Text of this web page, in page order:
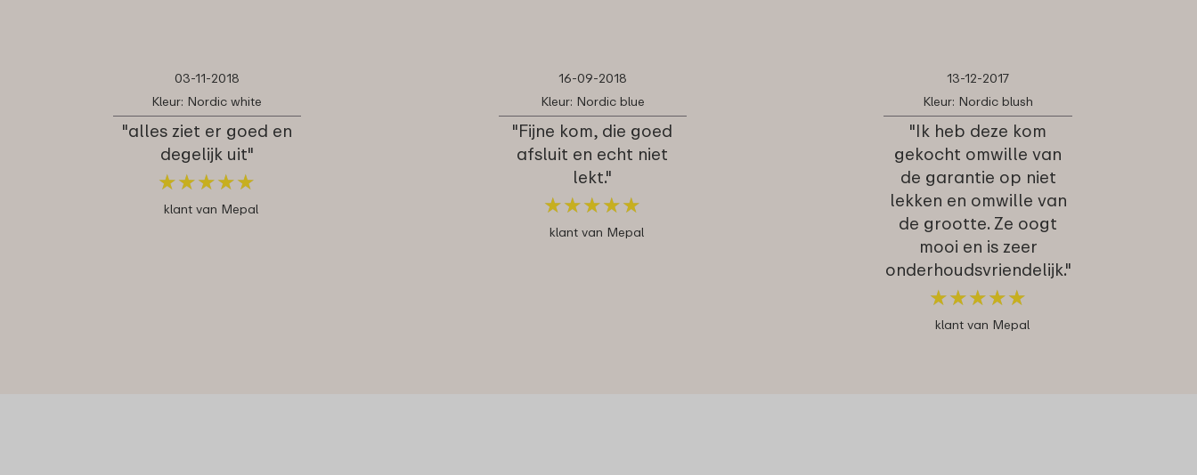
03-11-2018
Kleur: Nordic white
"alles ziet er goed en
degelijk uit"
★★★★★
★★★★★
klant van Mepal
16-09-2018
Kleur: Nordic blue
"Fijne kom, die goed
afsluit en echt niet
lekt."
★★★★★
★★★★★
klant van Mepal
13-12-2017
Kleur: Nordic blush
"Ik heb deze kom
gekocht omwille van
de garantie op niet
lekken en omwille van
de grootte. Ze oogt
mooi en is zeer
onderhoudsvriendelijk."
★★★★★
★★★★★
klant van Mepal